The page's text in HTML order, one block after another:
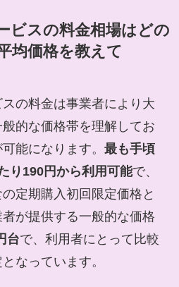
ビスの料金相場はどの
均価格を教えて
の料金は事業者により大
的な価格帯を理解してお
能になります。 最も手頃
り190円から利用可能で、
定期購入初回限定価格と
が提供する一般的な価格
台で、利用者にとって比較
なっています。